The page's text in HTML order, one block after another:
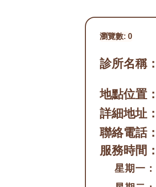
瀏覽數: 0
診所名稱：
地點位置：
詳細地址：
聯絡電話：
服務時間：
星期一：